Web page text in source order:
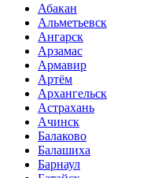
Абакан
Альметьевск
Ангарск
Арзамас
Армавир
Артём
Архангельск
Астрахань
Ачинск
Балаково
Балашиха
Барнаул